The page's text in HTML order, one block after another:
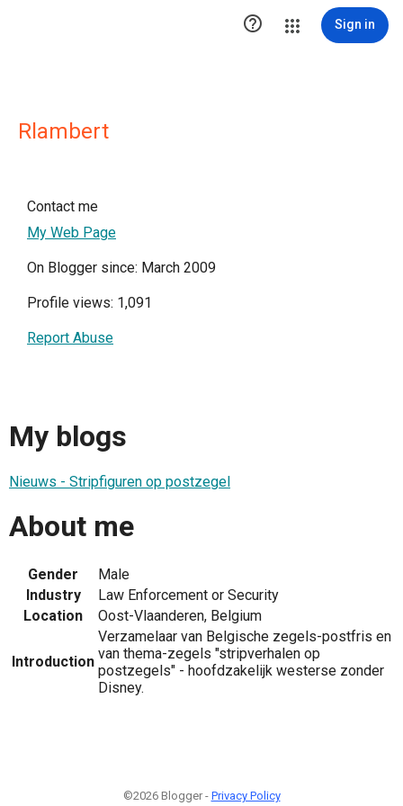
 Sign in
Rlambert
Contact me
My Web Page
On Blogger since: March 2009
Profile views: 1,091
Report Abuse
My blogs
Nieuws - Stripfiguren op postzegel
About me
Gender
Male
Industry
Law Enforcement or Security
Location
Oost-Vlaanderen, Belgium
Introduction
Verzamelaar van Belgische zegels-postfris en
van thema-zegels "stripverhalen op
postzegels" - hoofdzakelijk westerse zonder
Disney.
©2026 Blogger - Privacy Policy